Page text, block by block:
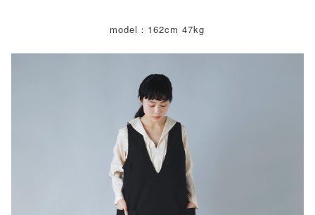
model：162cm 47kg